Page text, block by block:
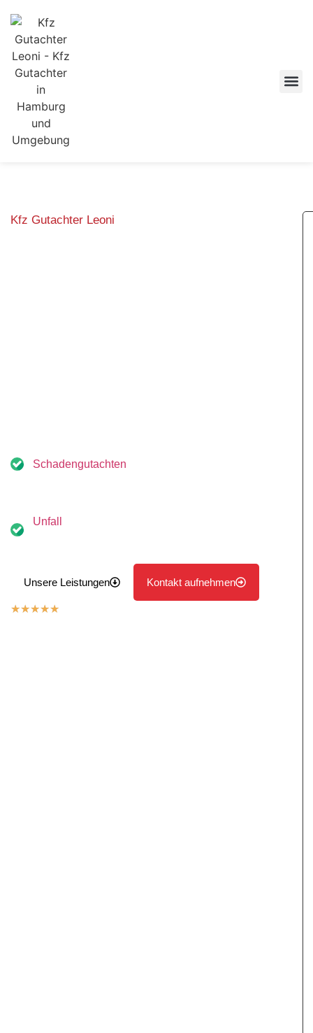
Kfz Gutachter Leoni
Schadengutachten
Unfall
Unsere Leistungen Kontakt aufnehmen
★★★★★